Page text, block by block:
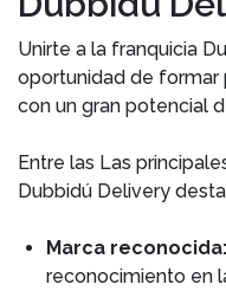
Unirte a la franquicia
oportunidad de formar
con un gran potencial
Entre las Las
Dubbidú Delivery
Marca reconocida:
reconocimiento en